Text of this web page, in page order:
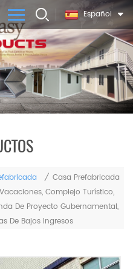
Español
/ Casa Prefabricada
Complejo Turístico,
De Proyecto Gubernamental,
De Bajos Ingresos